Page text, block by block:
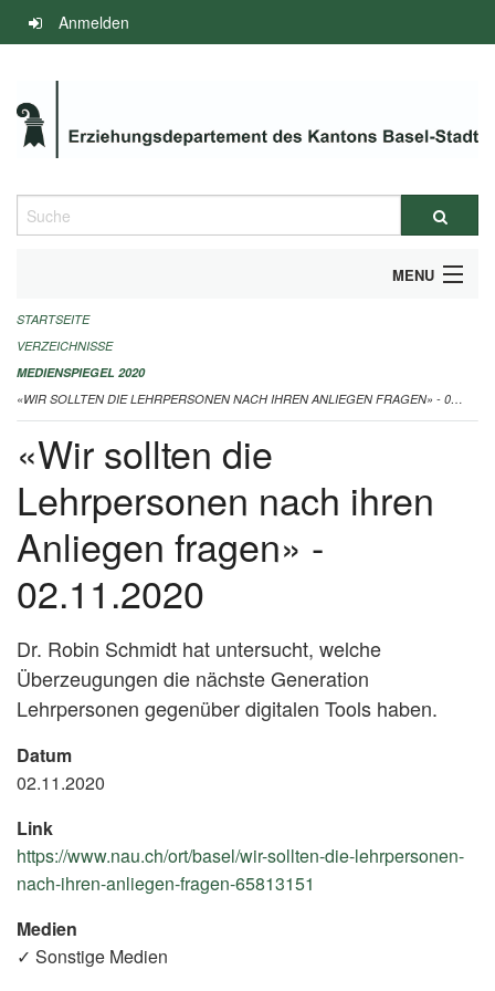
Navigation
überspringen
Anmelden
Suche
MENU
INFOS ZUM ED-MEDIENSPIEGEL
IMPRESSUM
STARTSEITE
VERZEICHNISSE
MEDIENSPIEGEL 2020
«WIR SOLLTEN DIE LEHRPERSONEN NACH IHREN ANLIEGEN FRAGEN» - 02.11.2020
«Wir sollten die
Lehrpersonen nach ihren
Anliegen fragen» -
02.11.2020
Dr. Robin Schmidt hat untersucht, welche
Überzeugungen die nächste Generation
Lehrpersonen gegenüber digitalen Tools haben.
Datum
02.11.2020
Link
https://www.nau.ch/ort/basel/wir-sollten-die-lehrpersonen-
nach-ihren-anliegen-fragen-65813151
Medien
✓ Sonstige Medien